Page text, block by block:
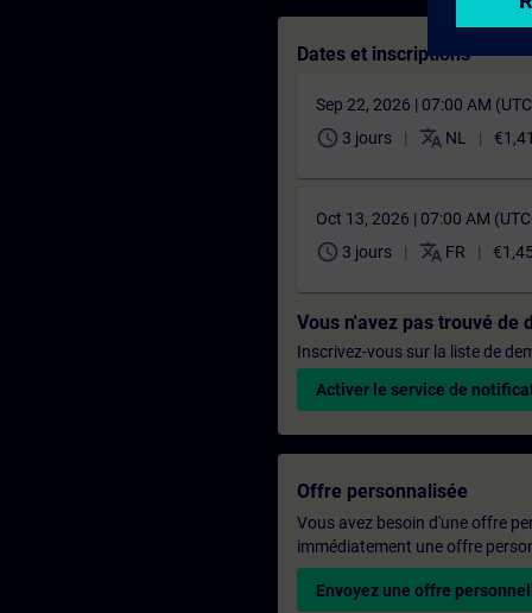
Dates et inscriptions
Sep 22, 2026 | 07:00 AM
schedule 3 jours translate NL
Oct 13, 2026 | 07:00 AM
schedule 3 jours translate FR
Vous n'avez pas trouvé de
Inscrivez-vous sur la liste de
Activer le service de
Offre personnalisée
Vous avez besoin d'une offre
immédiatement une offre
Envoyez une offre